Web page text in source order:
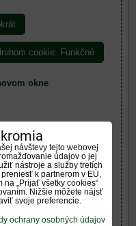
cookie: Funkčné
okne
návštevy tejto webovej
údajov o jej
nástroje a služby tretích
k partnerom v EÚ,
„Prijať všetky cookies“
Nižšie môžete nájsť
svoje preferencie.
ochrany osobných údajov